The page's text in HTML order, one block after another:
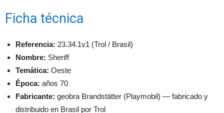
Ficha técnica
Referencia: 23.34.1v1 (Trol / Brasil)
Nombre: Sheriff
Temática: Oeste
Época: años 70
Fabricante: geobra Brandstätter (Playmobil) — fabricado y
distribuido en Brasil por Trol